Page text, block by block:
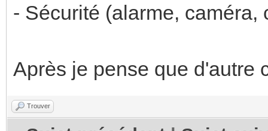
- Sécurité (alarme, caméra,
Après je pense que d'autre
Trouver